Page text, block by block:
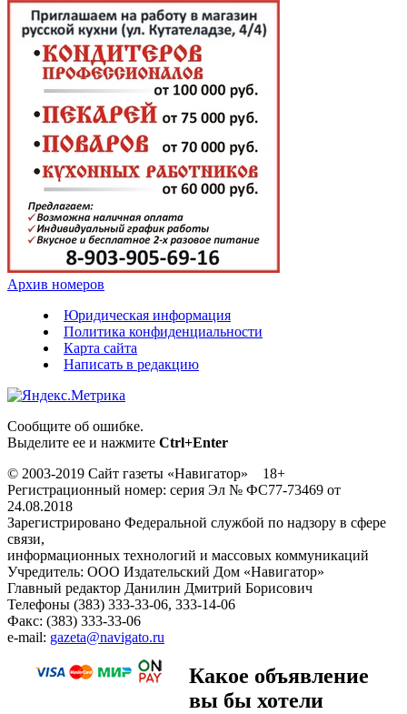
Архив номеров
Юридическая информация
Политика конфиденциальности
Карта сайта
Написать в редакцию
Сообщите об ошибке.
Выделите ее и нажмите Ctrl+Enter
© 2003-2019 Сайт газеты «Навигатор» 18+
Регистрационный номер: серия Эл № ФС77-73469 от
24.08.2018
Зарегистрировано Федеральной службой по надзору в сфере
связи,
информационных технологий и массовых коммуникаций
Учредитель: ООО Издательский Дом «Навигатор»
Главный редактор Данилин Дмитрий Борисович
Телефоны (383) 333-33-06, 333-14-06
Факс: (383) 333-33-06
e-mail: gazeta@navigato.ru
Какое объявление
вы бы хотели